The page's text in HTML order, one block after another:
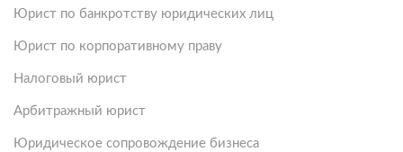
Юрист по банкротству юридических лиц
Юрист по корпоративному праву
Налоговый юрист
Арбитражный юрист
Юридическое сопровождение бизнеса